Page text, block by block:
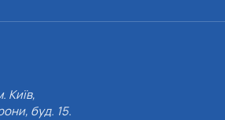
Київ,
буд. 15.